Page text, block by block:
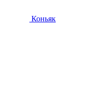
Коньяк